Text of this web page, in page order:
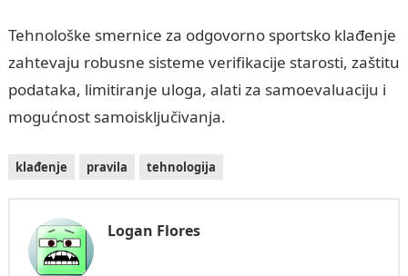
Tehnološke smernice za odgovorno sportsko klađenje
zahtevaju robusne sisteme verifikacije starosti, zaštitu
podataka, limitiranje uloga, alati za samoevaluaciju i
mogućnost samoisključivanja.
klađenje pravila tehnologija
Logan Flores